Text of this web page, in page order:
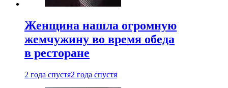
Женщина нашла огромную
жемчужину во время обеда
в ресторане
2 года спустя2 года спустя